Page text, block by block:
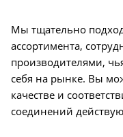
Мы тщательно
ассортимента,
производителями,
себя на рынке. Вы
качестве и
соединений